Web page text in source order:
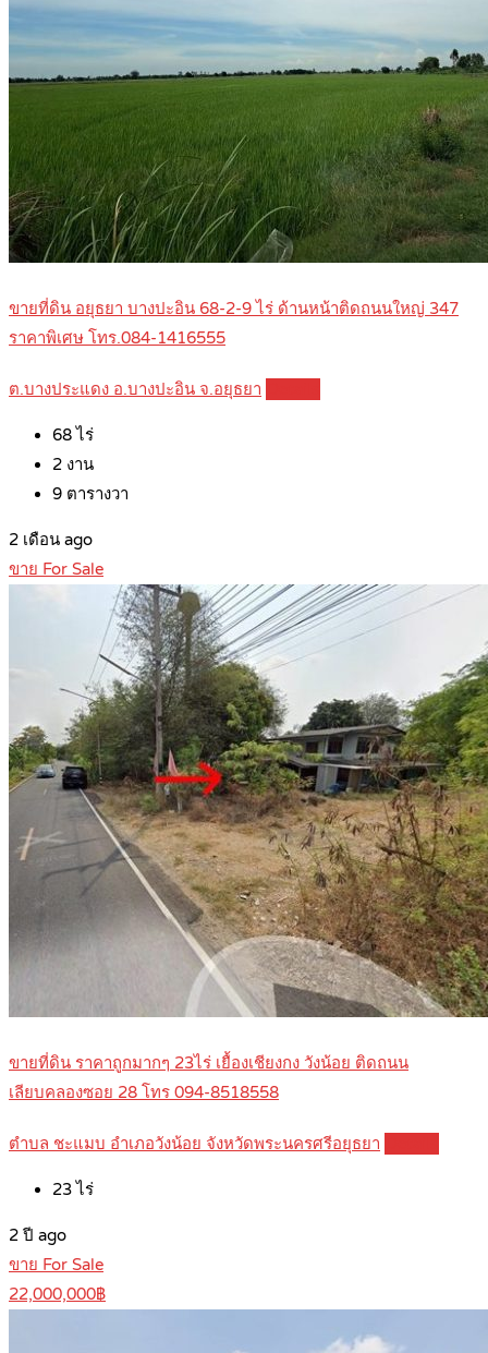
ขายที่ดิน อยุธยา บางปะอิน 68-2-9 ไร่ ด้านหน้าติดถนนใหญ่ 347
ราคาพิเศษ โทร.084-1416555
ต.บางประแดง อ.บางปะอิน จ.อยุธยา
68 ไร่
2 งาน
9 ตารางวา
2 เดือน ago
ขาย For Sale
ขายที่ดิน ราคาถูกมากๆ 23ไร่ เยื้องเชียงกง วังน้อย ติดถนน
เลียบคลองซอย 28 โทร 094-8518558
ตำบล ชะแมบ อำเภอวังน้อย จังหวัดพระนครศรีอยุธยา
23ไร่
2 ปี ago
ขาย For Sale
22,000,000฿